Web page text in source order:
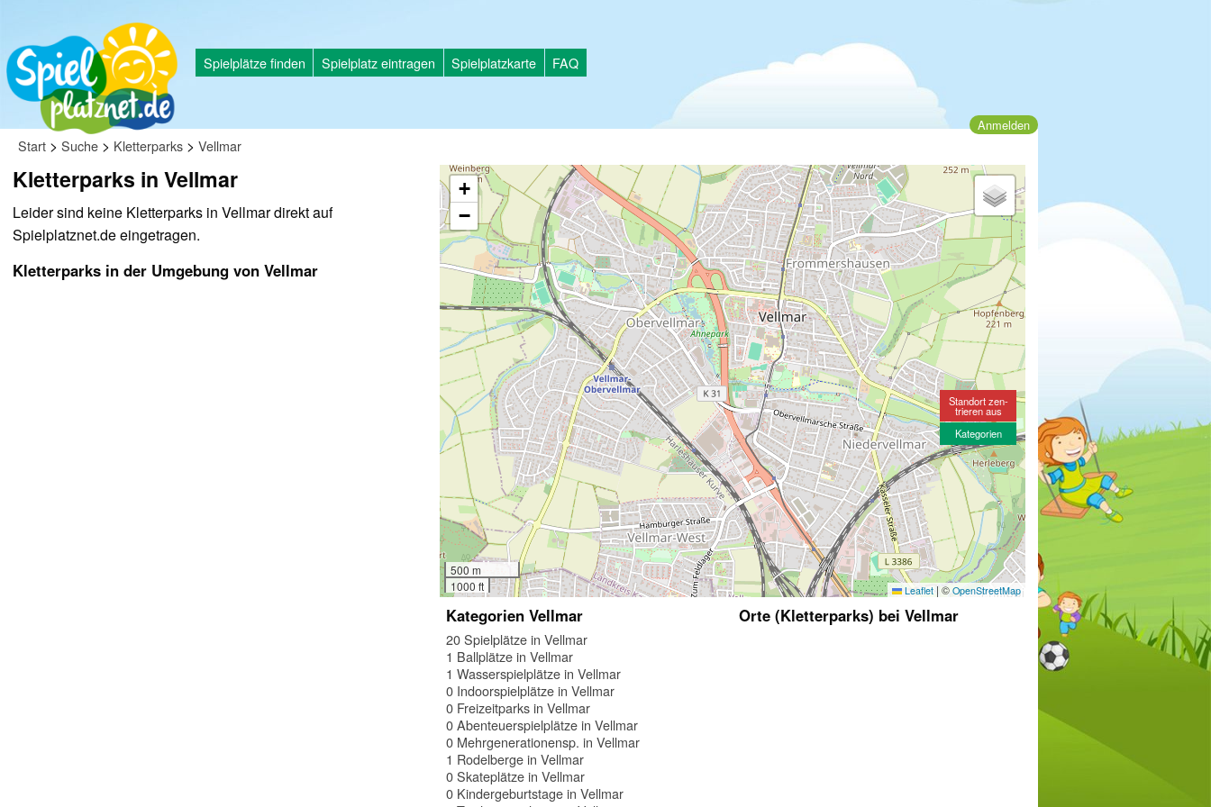
Spielplätze finden Spielplatz eintragen Spielplatzkarte FAQ
Anmelden
Start > Suche > Kletterparks > Vellmar
Kletterparks in Vellmar
Leider sind keine Kletterparks in Vellmar direkt auf
Spielplatznet.de eingetragen.
Kletterparks in der Umgebung von Vellmar
+
−
500 m
1000 ft
Leaflet | © OpenStreetMap
Standort zen-
trieren aus
Kategorien
Kategorien Vellmar
20 Spielplätze in Vellmar
1 Ballplätze in Vellmar
1 Wasserspielplätze in Vellmar
0 Indoorspielplätze in Vellmar
0 Freizeitparks in Vellmar
0 Abenteuerspielplätze in Vellmar
0 Mehrgenerationensp. in Vellmar
1 Rodelberge in Vellmar
0 Skateplätze in Vellmar
0 Kindergeburtstage in Vellmar
Orte (Kletterparks) bei Vellmar